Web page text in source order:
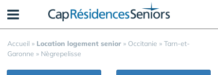
Accueil » Location logement senior » Occitanie » Tarn-et-
Garonne » Nègrepelisse